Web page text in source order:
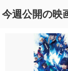
今週公開の映